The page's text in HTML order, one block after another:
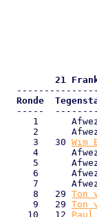
21
Ronde
-----
1
2
     3   30
Wim
4
5
6
7
     8   29
Ton
     9   29
Ton
    10   12